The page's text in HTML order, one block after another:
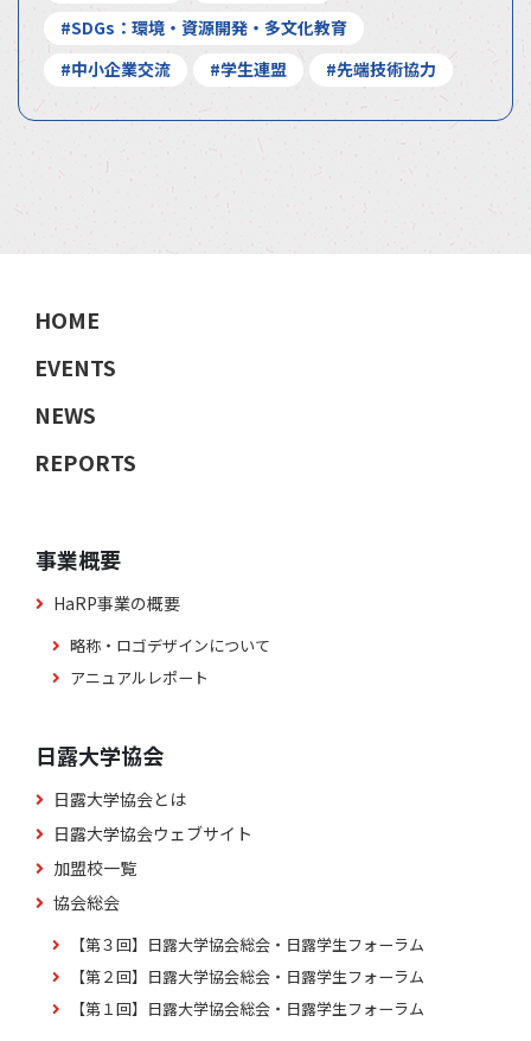
#SDGs：環境・資源開発・多文化教育
#中小企業交流
#学生連盟 #先端技術協力
HOME
EVENTS
NEWS
REPORTS
事業概要
HaRP事業の概要
略称・ロゴデザインについて
アニュアルレポート
日露大学協会
日露大学協会とは
日露大学協会ウェブサイト
加盟校一覧
協会総会
【第３回】日露大学協会総会・日露学生フォーラム
【第２回】日露大学協会総会・日露学生フォーラム
【第１回】日露大学協会総会・日露学生フォーラム